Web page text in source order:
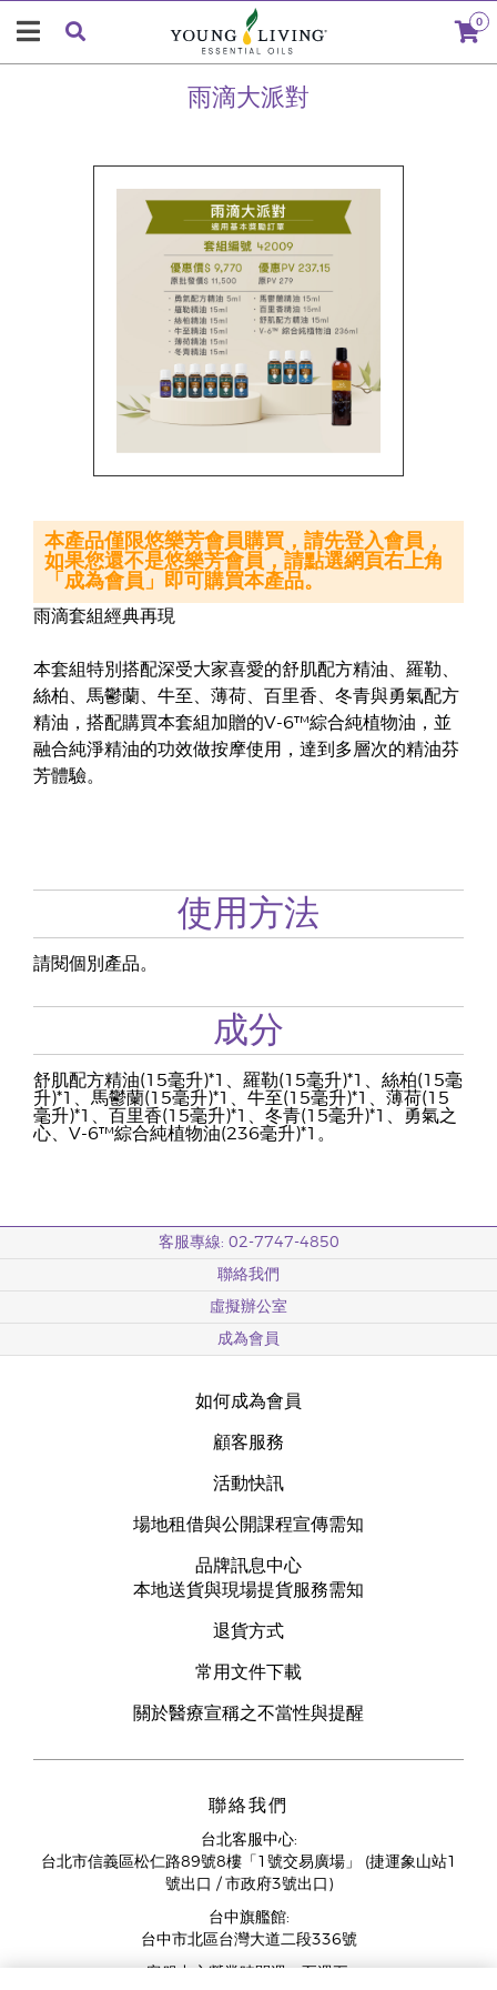
0
雨滴大派對
雨滴套組經典再現
本套組特別搭配深受大家喜愛的舒肌配方精油、羅勒、
絲柏、馬鬱蘭、牛至、薄荷、百里香、冬青與勇氣配方
精油，搭配購買本套組加贈的V-6™綜合純植物油，並
融合純淨精油的功效做按摩使用，達到多層次的精油芬
芳體驗。
本產品僅限悠樂芳會員購買，請先登入會員，
如果您還不是悠樂芳會員，請點選網頁右上角
「成為會員」即可購買本產品。
使用方法
請閱個別產品。
成分
舒肌配方精油(15毫升)*1、羅勒(15毫升)*1、絲柏(15毫
升)*1、馬鬱蘭(15毫升)*1、牛至(15毫升)*1、薄荷(15
毫升)*1、百里香(15毫升)*1、冬青(15毫升)*1、勇氣之
心、V-6™綜合純植物油(236毫升)*1。
客服專線: 02-7747-4850
聯絡我們
虛擬辦公室
成為會員
如何成為會員
顧客服務
活動快訊
場地租借與公開課程宣傳需知
品牌訊息中心
本地送貨與現場提貨服務需知
退貨方式
常用文件下載
關於醫療宣稱之不當性與提醒
聯絡我們
台北客服中心:
台北市信義區松仁路89號8樓「1號交易廣場」 (捷運象山站1
號出口 / 市政府3號出口)
台中旗艦館:
台中市北區台灣大道二段336號
客服中心營業時間週一至週五: